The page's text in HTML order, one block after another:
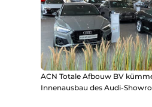
ACN Totale Afbouw BV
Innenausbau des Audi-